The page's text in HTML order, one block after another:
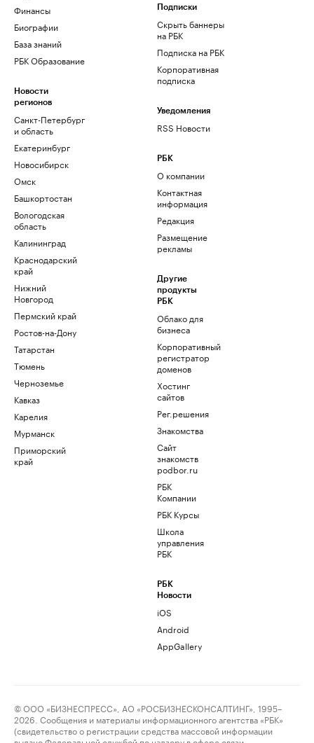
Финансы
Биографии
База знаний
РБК Образование
Новости
регионов
Санкт-Петербург
и область
Екатеринбург
Новосибирск
Омск
Башкортостан
Вологодская
область
Калининград
Краснодарский
край
Нижний
Новгород
Пермский край
Ростов-на-Дону
Татарстан
Тюмень
Черноземье
Кавказ
Карелия
Мурманск
Приморский
край
Подписки
Скрыть баннеры
на РБК
Подписка на РБК
Корпоративная
подписка
Уведомления
RSS Новости
РБК
О компании
Контактная
информация
Редакция
Размещение
рекламы
Другие
продукты
РБК
Облако для
бизнеса
Корпоративный
регистратор
доменов
Хостинг
сайтов
Рег.решения
Знакомства
Сайт
знакомств
podbor.ru
РБК
Компании
РБК Курсы
Школа
управления
РБК
РБК
Новости
iOS
Android
AppGallery
© ООО «БИЗНЕСПРЕСС», АО «РОСБИЗНЕСКОНСАЛТИНГ», 1995–
2026. Сообщения и материалы информационного агентства «РБК»
(свидетельство о регистрации средства массовой информации